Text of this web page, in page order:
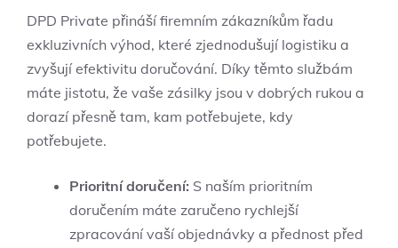
DPD Private přináší firemním zákazníkům řadu
exkluzivních výhod, které zjednodušují logistiku a
zvyšují efektivitu doručování. Díky těmto službám
máte jistotu, že vaše zásilky jsou v dobrých rukou a
dorazí přesně tam, kam potřebujete, kdy
potřebujete.
Prioritní doručení: S naším prioritním
doručením máte zaručeno rychlejší
zpracování vaší objednávky a přednost před